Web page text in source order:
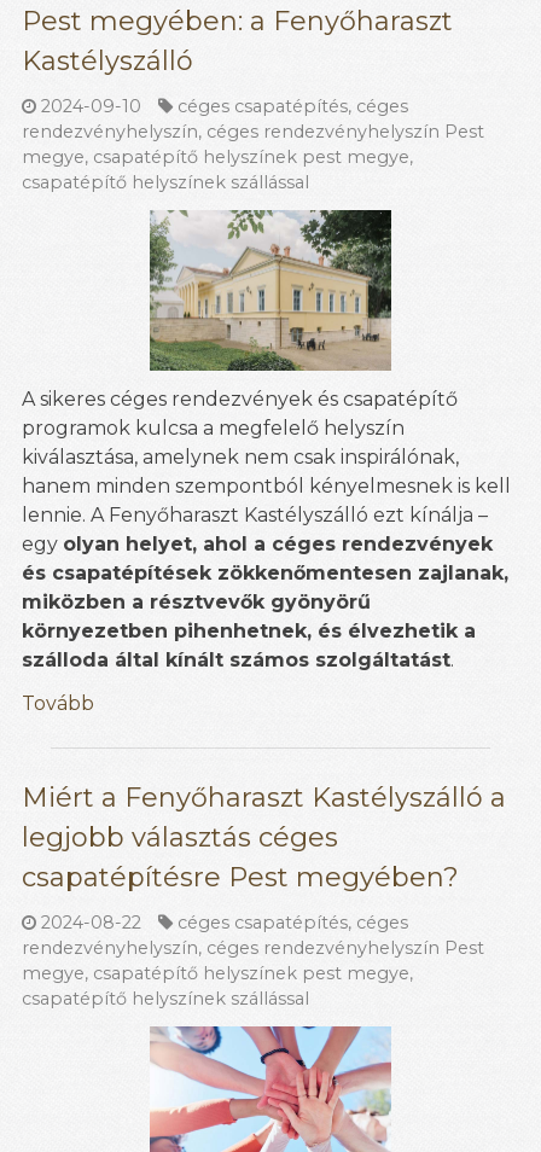
Pest megyében: a Fenyőharaszt
Kastélyszálló
2024-09-10 céges csapatépítés, céges
rendezvényhelyszín, céges rendezvényhelyszín Pest
megye, csapatépítő helyszínek pest megye,
csapatépítő helyszínek szállással
A sikeres céges rendezvények és csapatépítő
programok kulcsa a megfelelő helyszín
kiválasztása, amelynek nem csak inspirálónak,
hanem minden szempontból kényelmesnek is kell
lennie. A Fenyőharaszt Kastélyszálló ezt kínálja –
egy olyan helyet, ahol a céges rendezvények
és csapatépítések zökkenőmentesen zajlanak,
miközben a résztvevők gyönyörű
környezetben pihenhetnek, és élvezhetik a
szálloda által kínált számos szolgáltatást.
Tovább
Miért a Fenyőharaszt Kastélyszálló a
legjobb választás céges
csapatépítésre Pest megyében?
2024-08-22 céges csapatépítés, céges
rendezvényhelyszín, céges rendezvényhelyszín Pest
megye, csapatépítő helyszínek pest megye,
csapatépítő helyszínek szállással